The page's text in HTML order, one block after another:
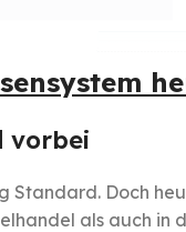
vorbei
Standard. Doch
als auch in